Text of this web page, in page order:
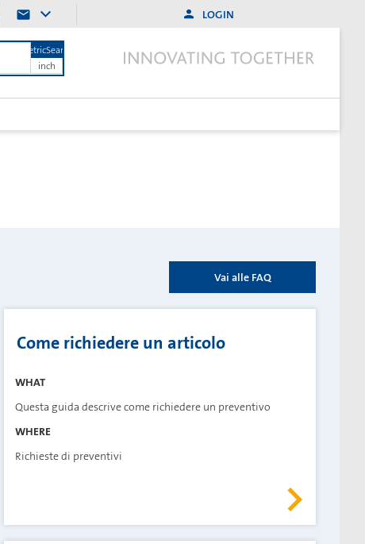
LOGIN
MetricSearch
inch
Vai alle FAQ
Come richiedere un articolo
WHAT
Questa guida descrive come richiedere un preventivo
WHERE
Richieste di preventivi